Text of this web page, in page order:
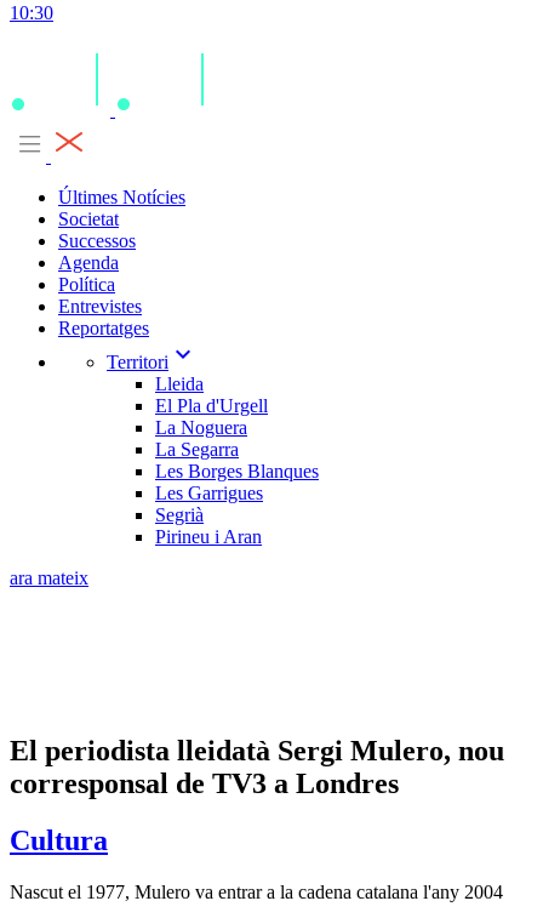
10:30
Últimes Notícies
Societat
Successos
Agenda
Política
Entrevistes
Reportatges
Territori expand_more
Lleida
El Pla d'Urgell
La Noguera
La Segarra
Les Borges Blanques
Les Garrigues
Segrià
Pirineu i Aran
ara mateix
El periodista lleidatà Sergi Mulero, nou
corresponsal de TV3 a Londres
Cultura
Nascut el 1977, Mulero va entrar a la cadena catalana l'any 2004